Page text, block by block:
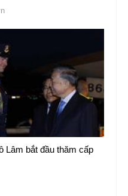
Lâm bắt đầu thăm cấp